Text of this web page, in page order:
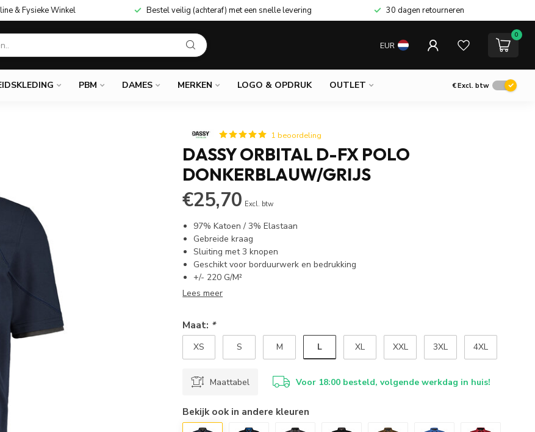
& Fysieke Winkel Bestel veilig (achteraf) met een snelle levering 30 dagen retourneren
EUR
0
PBM DAMES MERKEN LOGO & OPDRUK OUTLET €Excl. btw
1 beoordeling
DASSY ORBITAL D-FX POLO
DONKERBLAUW/GRIJS
€25,70 Excl. btw
97% Katoen / 3% Elastaan
Gebreide kraag
Sluiting met 3 knopen
Geschikt voor borduurwerk en bedrukking
+/- 220 G/M²
Lees meer
Maat: *
XS S M L XL XXL 3XL 4XL
Maattabel Voor 18:00 besteld, volgende werkdag in huis!
Bekijk ook in andere kleuren